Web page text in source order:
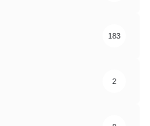
183
2